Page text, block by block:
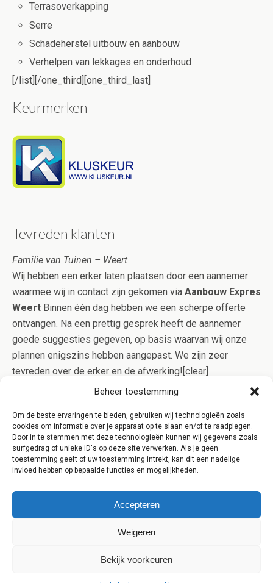
Beheer toestemming
Om de beste ervaringen te bieden, gebruiken wij technologieën zoals
cookies om informatie over je apparaat op te slaan en/of te raadplegen.
Door in te stemmen met deze technologieën kunnen wij gegevens zoals
surfgedrag of unieke ID's op deze site verwerken. Als je geen
toestemming geeft of uw toestemming intrekt, kan dit een nadelige
invloed hebben op bepaalde functies en mogelijkheden.
Accepteren
Weigeren
Bekijk voorkeuren
Terrasoverkapping
Serre
Schadeherstel uitbouw en aanbouw
Verhelpen van lekkages en onderhoud
[/list][/one_third][one_third_last]
Keurmerken
Tevreden klanten
Familie van Tuinen – Weert
Wij hebben een erker laten plaatsen door een aannemer
waarmee wij in contact zijn gekomen via Aanbouw Expres
Weert Binnen één dag hebben we een scherpe offerte
ontvangen. Na een prettig gesprek heeft de aannemer
goede suggesties gegeven, op basis waarvan wij onze
plannen enigszins hebben aangepast. We zijn zeer
tevreden over de erker en de afwerking![clear]
[/one_third_last] [clear] [content-highlight]Aanbouw Expres
Weert die in bezit zijn van het Kluskeurmerk. Op deze
manier bent u verzekerd van kwaliteit en controle op het
werk![/content-highlight]
Terug naar boven
Mobiel Desktop